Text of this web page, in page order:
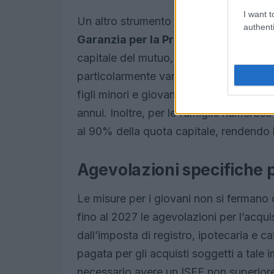
I want
Un altro strumento fondamentale
Garanzia per la Prima Casa
capitale del mutuo, con un limite
particolarmente vantaggioso per
figli minori e giovani di età inferiore ai
annui. Inoltre, per le famiglie
al 90% della quota capitale, rendendo
Agevolazioni specifiche
Le misure per i giovani non si
fino al 2027 le agevolazioni per
dall’imposta di registro, ipotecaria e
pagata per gli acquisti soggetti a tale